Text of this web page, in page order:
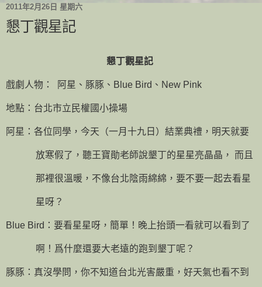
2011年2月26日 星期六
懇丁觀星記
懇丁觀星記
戲劇人物： 阿星、豚豚、 Blue Bird 、 New Pink
地點：台北市立民權國小操場
阿星：各位同學，今天（一月十九日 ）結業典禮，明天就要
放寒假了，聽王寶勛老師說墾丁的星星亮晶晶， 而且
那裡很溫暖，不像台北陰雨綿綿，要不要一起去看星
星呀？
Blue Bird ：要看星星呀，簡單！晚上抬頭一看就可以看到了
啊！爲什麼還要大老遠的跑到墾丁呢？
豚豚： 真沒學問，你不知道台北光害嚴重，好天氣也看不到